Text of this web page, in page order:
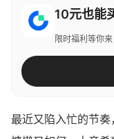
10元也能
限时福利等你
最近又陷入忙的节奏